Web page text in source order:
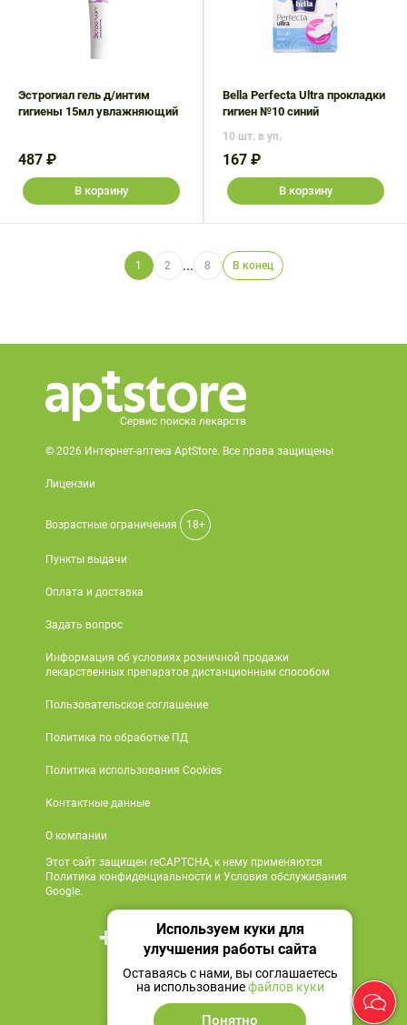
Эстрогиал гель д/интим
гигиены 15мл увлажняющий
487 ₽
В корзину
Bella Perfecta Ultra прокладки
гигиен №10 синий
10 шт. в уп.
167 ₽
В корзину
1 2 ... 8 В конец
© 2026 Интернет-аптека AptStore. Все права защищены
Лицензии
Возрастные ограничения 18+
Пункты выдачи
Оплата и доставка
Задать вопрос
Информация об условиях розничной продажи
лекарственных препаратов дистанционным способом
Пользовательское соглашение
Политика по обработке ПД
Политика использования Cookies
Контактные данные
О компании
Этот сайт защищен reCAPTCHA, к нему применяются
Политика конфиденциальности и Условия обслуживания
Google.
+7 495 419 18 18
Мы в социальных сетях
Используем куки для
улучшения работы сайта
Оставаясь с нами, вы соглашаетесь
на использованиефайлов куки
Понятно